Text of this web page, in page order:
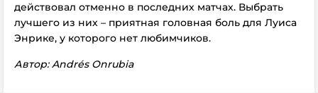
действовал отменно в последних матчах. Выбрать
лучшего из них – приятная головная боль для Луиса
Энрике, у которого нет любимчиков.
Автор: Andrés Onrubia